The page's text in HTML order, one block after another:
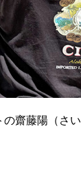
齋藤陽（さい